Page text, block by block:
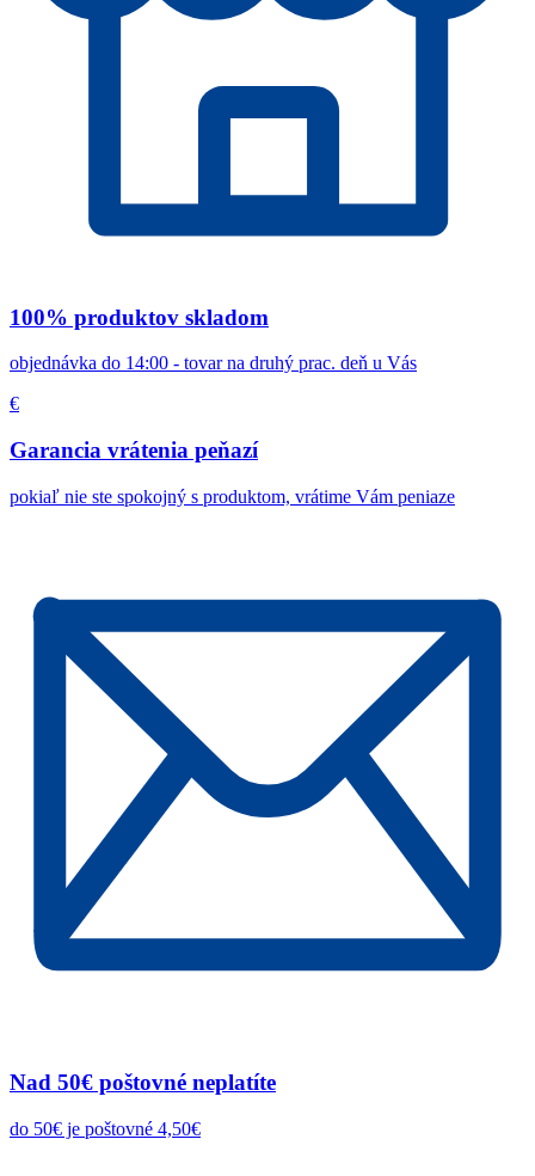
100% produktov skladom
objednávka do 14:00 - tovar na druhý prac. deň u Vás
€
Garancia vrátenia peňazí
pokiaľ nie ste spokojný s produktom, vrátime Vám peniaze
Nad 50€ poštovné neplatíte
do 50€ je poštovné 4,50€